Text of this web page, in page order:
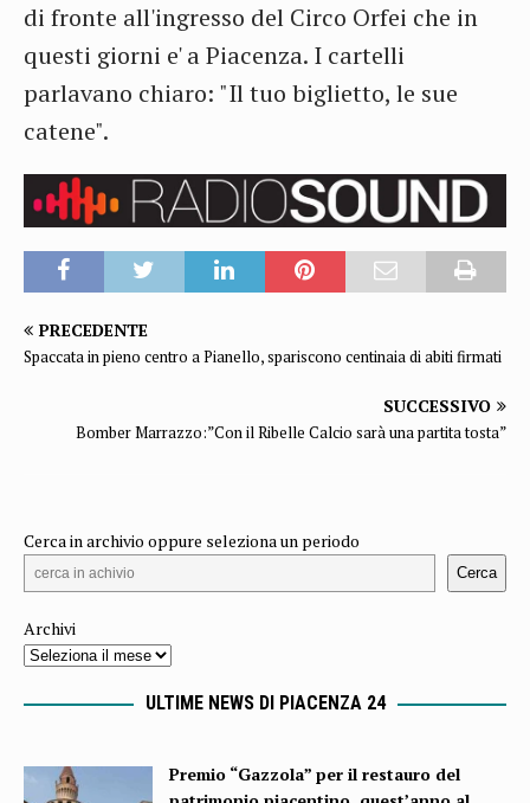
di fronte all'ingresso del Circo Orfei che in
questi giorni e' a Piacenza. I cartelli
parlavano chiaro: "Il tuo biglietto, le sue
catene".
PRECEDENTE
Spaccata in pieno centro a Pianello, spariscono centinaia di abiti firmati
SUCCESSIVO
Bomber Marrazzo:”Con il Ribelle Calcio sarà una partita tosta”
Cerca in archivio oppure seleziona un periodo
Cerca
Archivi
ULTIME NEWS DI PIACENZA 24
Premio “Gazzola” per il restauro del